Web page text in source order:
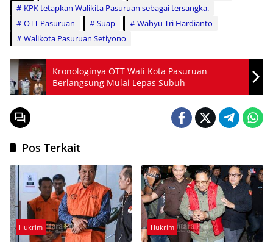
KPK tetapkan Walikita Pasuruan sebagai tersangka.
OTT Pasuruan
Suap
Wahyu Tri Hardianto
Walikota Pasuruan Setiyono
Kronologinya OTT Wali Kota Pasuruan
Berlangsung Mulai Lepas Subuh
Pos Terkait
Hukrim Hukrim